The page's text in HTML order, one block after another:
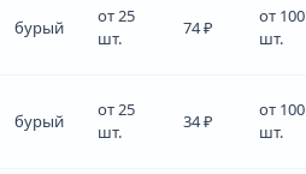
бурый
от 25
шт.
74 ₽
от 100
шт.
бурый
от 25
шт.
34 ₽
от 100
шт.